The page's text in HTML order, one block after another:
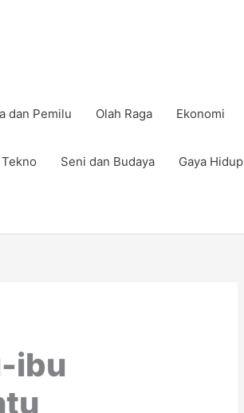
dan Pemilu Olah Raga Ekonomi
Tekno Seni dan Budaya Gaya Hidup
ibu